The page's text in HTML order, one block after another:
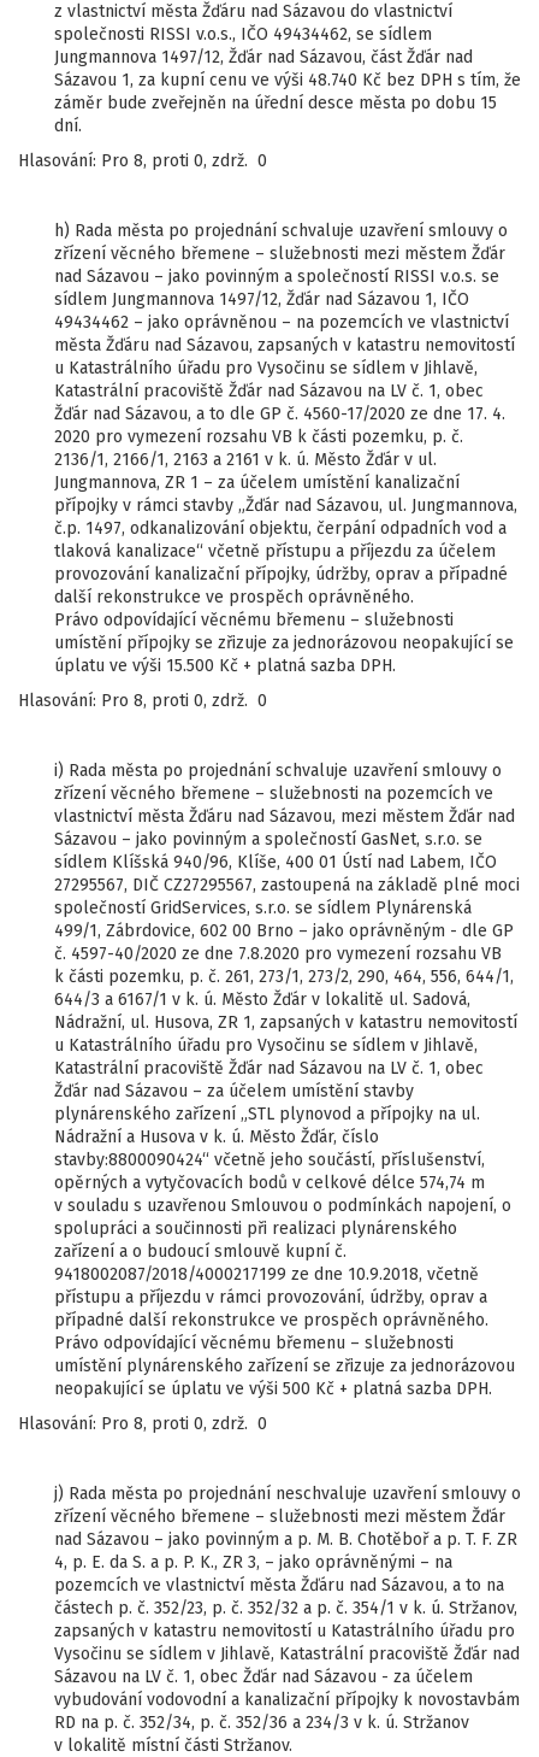
z vlastnictví města Žďáru nad Sázavou do vlastnictví
společnosti RISSI v.o.s., IČO 49434462, se sídlem
Jungmannova 1497/12, Žďár nad Sázavou, část Žďár nad
Sázavou 1, za kupní cenu ve výši 48.740 Kč bez DPH s tím, že
záměr bude zveřejněn na úřední desce města po dobu 15
dní.
Hlasování: Pro 8, proti 0, zdrž. 0
h) Rada města po projednání schvaluje uzavření smlouvy o
zřízení věcného břemene – služebnosti mezi městem Žďár
nad Sázavou – jako povinným a společností RISSI v.o.s. se
sídlem Jungmannova 1497/12, Žďár nad Sázavou 1, IČO
49434462 – jako oprávněnou – na pozemcích ve vlastnictví
města Žďáru nad Sázavou, zapsaných v katastru nemovitostí
u Katastrálního úřadu pro Vysočinu se sídlem v Jihlavě,
Katastrální pracoviště Žďár nad Sázavou na LV č. 1, obec
Žďár nad Sázavou, a to dle GP č. 4560-17/2020 ze dne 17. 4.
2020 pro vymezení rozsahu VB k části pozemku, p. č.
2136/1, 2166/1, 2163 a 2161 v k. ú. Město Žďár v ul.
Jungmannova, ZR 1 – za účelem umístění kanalizační
přípojky v rámci stavby „Žďár nad Sázavou, ul. Jungmannova,
č.p. 1497, odkanalizování objektu, čerpání odpadních vod a
tlaková kanalizace“ včetně přístupu a příjezdu za účelem
provozování kanalizační přípojky, údržby, oprav a případné
další rekonstrukce ve prospěch oprávněného.
Právo odpovídající věcnému břemenu – služebnosti
umístění přípojky se zřizuje za jednorázovou neopakující se
úplatu ve výši 15.500 Kč + platná sazba DPH.
Hlasování: Pro 8, proti 0, zdrž. 0
i) Rada města po projednání schvaluje uzavření smlouvy o
zřízení věcného břemene – služebnosti na pozemcích ve
vlastnictví města Žďáru nad Sázavou, mezi městem Žďár nad
Sázavou – jako povinným a společností GasNet, s.r.o. se
sídlem Klíšská 940/96, Klíše, 400 01 Ústí nad Labem, IČO
27295567, DIČ CZ27295567, zastoupená na základě plné moci
společností GridServices, s.r.o. se sídlem Plynárenská
499/1, Zábrdovice, 602 00 Brno – jako oprávněným - dle GP
č. 4597-40/2020 ze dne 7.8.2020 pro vymezení rozsahu VB
k části pozemku, p. č. 261, 273/1, 273/2, 290, 464, 556, 644/1,
644/3 a 6167/1 v k. ú. Město Žďár v lokalitě ul. Sadová,
Nádražní, ul. Husova, ZR 1, zapsaných v katastru nemovitostí
u Katastrálního úřadu pro Vysočinu se sídlem v Jihlavě,
Katastrální pracoviště Žďár nad Sázavou na LV č. 1, obec
Žďár nad Sázavou – za účelem umístění stavby
plynárenského zařízení „STL plynovod a přípojky na ul.
Nádražní a Husova v k. ú. Město Žďár, číslo
stavby:8800090424“ včetně jeho součástí, příslušenství,
opěrných a vytyčovacích bodů v celkové délce 574,74 m
v souladu s uzavřenou Smlouvou o podmínkách napojení, o
spolupráci a součinnosti při realizaci plynárenského
zařízení a o budoucí smlouvě kupní č.
9418002087/2018/4000217199 ze dne 10.9.2018, včetně
přístupu a příjezdu v rámci provozování, údržby, oprav a
případné další rekonstrukce ve prospěch oprávněného.
Právo odpovídající věcnému břemenu – služebnosti
umístění plynárenského zařízení se zřizuje za jednorázovou
neopakující se úplatu ve výši 500 Kč + platná sazba DPH.
Hlasování: Pro 8, proti 0, zdrž. 0
j) Rada města po projednání neschvaluje uzavření smlouvy o
zřízení věcného břemene – služebnosti mezi městem Žďár
nad Sázavou – jako povinným a p. M. B. Chotěboř a p. T. F. ZR
4, p. E. da S. a p. P. K., ZR 3, – jako oprávněnými – na
pozemcích ve vlastnictví města Žďáru nad Sázavou, a to na
částech p. č. 352/23, p. č. 352/32 a p. č. 354/1 v k. ú. Stržanov,
zapsaných v katastru nemovitostí u Katastrálního úřadu pro
Vysočinu se sídlem v Jihlavě, Katastrální pracoviště Žďár nad
Sázavou na LV č. 1, obec Žďár nad Sázavou - za účelem
vybudování vodovodní a kanalizační přípojky k novostavbám
RD na p. č. 352/34, p. č. 352/36 a 234/3 v k. ú. Stržanov
v lokalitě místní části Stržanov.